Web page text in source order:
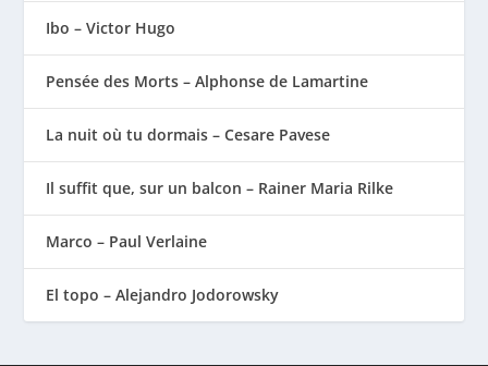
Ibo – Victor Hugo
Pensée des Morts – Alphonse de Lamartine
La nuit où tu dormais – Cesare Pavese
Il suffit que, sur un balcon – Rainer Maria Rilke
Marco – Paul Verlaine
El topo – Alejandro Jodorowsky